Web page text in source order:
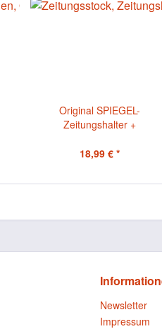
Original SPIEGEL-
Zeitungshalter +
18,99 € *
Newsletter
Impressum